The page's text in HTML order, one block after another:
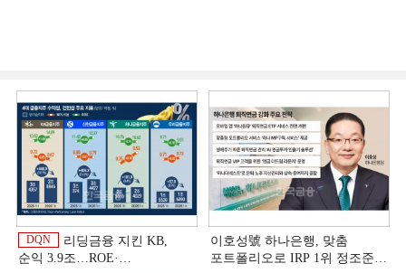
DQN
리딩금융 지킨 KB,
순익 3.9조…ROE·
이호성號 하나은행, 맞춤
포트폴리오로 IRP 1위 정조준